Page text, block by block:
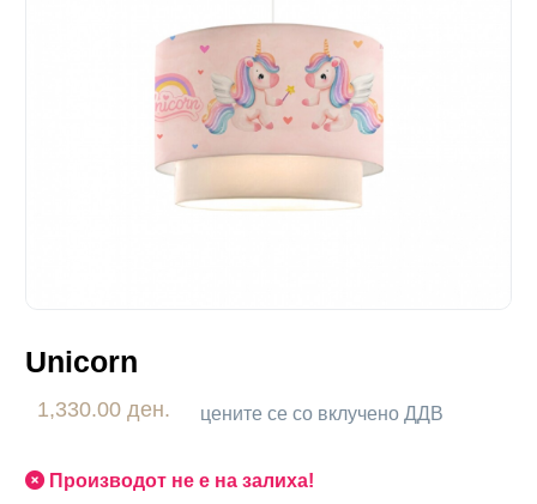
Unicorn
1,330.00 ден. цените се со вклучено ДДВ
Производот не е на залиха!